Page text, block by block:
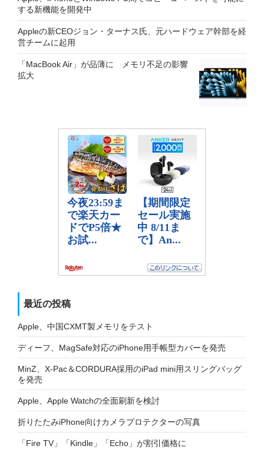
する新機能を開発中
Appleの新CEOジョン・ターナス氏、元ハードウェア幹部を経
営チームに起用
「MacBook Air」が品薄に メモリ不足の影響
拡大
最近の投稿
Apple、中国CXMT製メモリをテスト
ディーフ、MagSafe対応のiPhone用手帳型カバーを発売
MinZ、X-Pac＆CORDURA採用のiPad mini用スリングバッグ
を発売
Apple、Apple Watchの全面刷新を検討
折りたたみiPhone向けカメラプロテクターの写真
「Fire TV」「Kindle」「Echo」が割引価格に